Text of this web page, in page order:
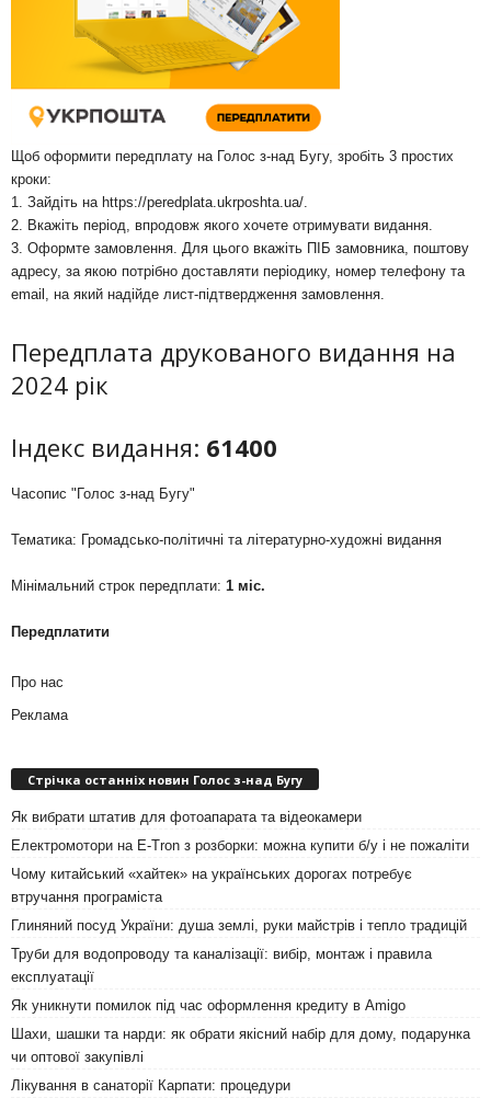
Щоб оформити передплату на Голос з-над Бугу, зробіть 3 простих
кроки:
1. Зайдіть на https://peredplata.ukrposhta.ua/.
2. Вкажіть період, впродовж якого хочете отримувати видання.
3. Оформте замовлення. Для цього вкажіть ПІБ замовника, поштову
адресу, за якою потрібно доставляти періодику, номер телефону та
email, на який надійде лист-підтвердження замовлення.
Передплата друкованого видання на
2024 рік
Індекс видання: 61400
Часопис "Голос з-над Бугу"
Тематика: Громадсько-політичні та літературно-художні видання
Мінімальний строк передплати: 1 міс.
Передплатити
Про нас
Реклама
Стрічка останніх новин Голос з-над Бугу
Як вибрати штатив для фотоапарата та відеокамери
Електромотори на E-Tron з розборки: можна купити б/у і не пожаліти
Чому китайський «хайтек» на українських дорогах потребує
втручання програміста
Глиняний посуд України: душа землі, руки майстрів і тепло традицій
Труби для водопроводу та каналізації: вибір, монтаж і правила
експлуатації
Як уникнути помилок під час оформлення кредиту в Amigo
Шахи, шашки та нарди: як обрати якісний набір для дому, подарунка
чи оптової закупівлі
Лікування в санаторії Карпати: процедури